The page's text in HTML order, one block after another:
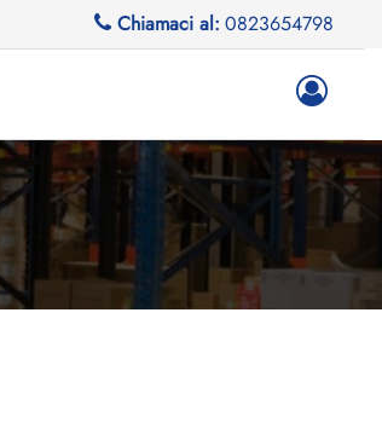
Chiamaci al: 0823654798